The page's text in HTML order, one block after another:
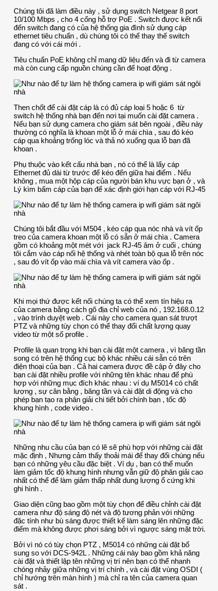
Chúng tôi đã làm điều này , sử dụng switch Netgear 8 port
10/100 Mbps , cho 4 cổng hỗ trợ PoE . Switch được kết nối
đến switch đang có của hệ thống gia đình sử dụng cáp
ethernet tiêu chuẩn , dù chúng tôi có thể thay thế switch
đang có với cái mới .
Tiêu chuẩn PoE không chỉ mang dữ liệu đến và đi từ camera
mà còn cung cấp nguồn chúng cần để hoạt động .
Then chốt để cài đặt cáp là có đủ cáp loại 5 hoặc 6 từ
switch hệ thống nhà bạn đến nơi tại muốn cài đặt camera .
Nếu bạn sử dụng camera cho giám sát bên ngoài , điều này
thường có nghĩa là khoan một lỗ ở mái chìa , sau đó kéo
cáp qua khoảng trống lóc và thả nó xuống qua lỗ bạn đã
khoan .
Phụ thuộc vào kết cấu nhà bạn , nó có thể là lấy cáp
Ethernet đủ dài từ trước để kéo đến giữa hai điểm . Nếu
không , mua một hộp cáp của người bán khu vực bạn ở , và
Lý kìm bấm cáp của bạn để xác định giới hạn cáp với RJ-45
Chúng tôi bắt đầu với M504 , kéo cáp qua nóc nhà và vít ốp
treo của camera khoan một lỗ có sẵn ở mái chìa . Camera
gồm có khoảng một mét với jack RJ-45 âm ở cuối , chúng
tôi cắm vào cáp nối hệ thống và nhét toàn bộ qua lỗ trên nóc
, sau đó vít ốp vào mái chìa và vít camera vào ốp .
Khi mọi thứ được kết nối chúng ta có thể xem tín hiệu ra
của camera bằng cách gõ địa chỉ web của nó , 192.168.0.12
, vào trình duyệt web . Cái này cho camera quan sát trượt
PTZ và những tùy chọn có thể thay đổi chất lượng quay
video từ một số profile .
Profile là quan trọng khi bạn cài đặt một camera , vì băng tần
song có trên hệ thống cục bộ khác nhiều cái sẵn có trên
điện thoại của bạn . Cả hai camera được đề cập ở đây cho
bạn cài đặt nhiều profile với những tên khác nhau để phù
hợp với những mục đích khác nhau : ví dụ M5014 có chất
lượng , sự cân bằng , băng tần và cài đặt di động và cho
phép bạn tạo ra phân giải chi tiết bởi chính bạn , tốc độ
khung hình , code video .
Những nhu cầu của bạn có lẽ sẽ phù hợp với những cài đặt
mặc định , Nhưng cảm thấy thoải mái để thay đổi chúng nếu
bạn có những yêu cầu đặc biệt . Ví dụ , bạn có thể muốn
làm giảm tốc độ khung hình nhưng vẫn giữ độ phân giải cao
nhất có thể để làm giảm thấp nhất dung lượng ổ cứng khi
ghi hình .
Giao diện cũng bao gồm một tùy chọn để điều chỉnh cài đặt
camera như độ sáng độ nét và độ tương phản với những
đặc tính như bù sáng được thiết kế làm sáng lên những đặc
điểm mà không được phơi sáng bởi vì ngược sáng mặt trời.
Bởi vì nó có tùy chọn PTZ , M5014 có những cài đặt bổ
sung so với DCS-942L . Những cái này bao gồm khả năng
cài đặt và thiết lập tên những vị trí nên bạn có thể nhanh
chóng nhảy giữa những vị trí chính , và cài đặt vùng OSDI (
chỉ hướng trên màn hình ) mà chỉ ra tên của camera quan
sát .